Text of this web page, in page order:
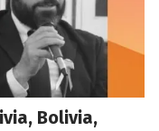
Bolivia,